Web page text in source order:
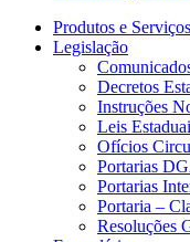
Produtos e Serviços
Legislação
Decretos
Instruções
Leis
Ofícios
Portarias
Portarias
Portaria –
Resoluções